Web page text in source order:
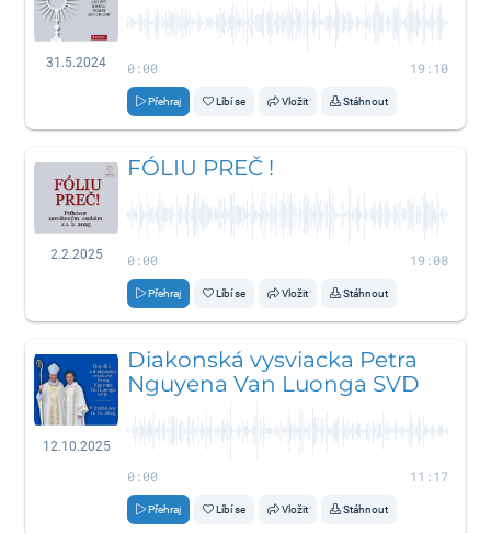
31.5.2024 0:00 19:10
Přehraj Líbí se Vložit Stáhnout
2.2.2025
FÓLIU PREČ !
0:00 19:08
Přehraj Líbí se Vložit Stáhnout
12.10.2025
Diakonská vysviacka Petra
Nguyena Van Luonga SVD
0:00 11:17
Přehraj Líbí se Vložit Stáhnout